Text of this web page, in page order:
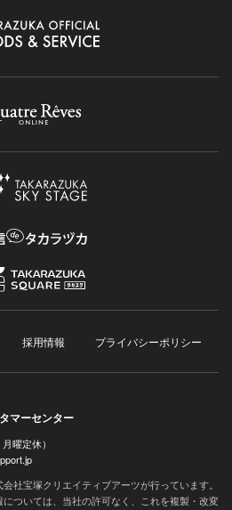
採用情報 プライバシーポリシー
マーセンター
曜定休）
社宝塚クリエイティブアーツが行っています。
ついては、当社の許可なく、これを複製・改変